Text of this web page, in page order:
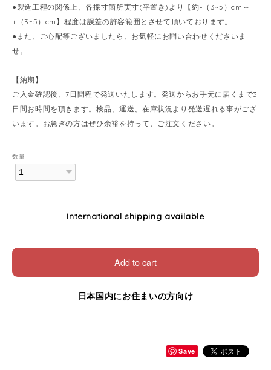
●製造工程の関係上、各採寸箇所実寸(平置き)より【約-（3~5）cm～
+（3~5）cm】程度は誤差の許容範囲とさせて頂いております。
●また、ご心配等ございましたら、お気軽にお問い合わせくださいま
せ。
【納期】
ご入金確認後、7日間程で発送いたします。発送からお手元に届くまで3
日間お時間を頂きます。検品、運送、在庫状況より発送遅れる事がござ
います。お急ぎの方はぜひ余裕を持って、ご注文ください。
数量
International shipping available
Add to cart
日本国内にお住まいの方向け
Save